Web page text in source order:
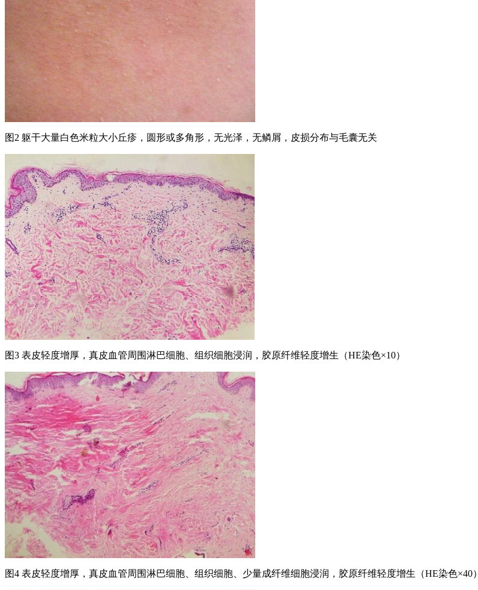
图2 躯干大量白色米粒大小丘疹，圆形或多角形，无光泽，无鳞屑，皮损分布与毛囊无关
图3 表皮轻度增厚，真皮血管周围淋巴细胞、组织细胞浸润，胶原纤维轻度增生（HE染色×10）
图4 表皮轻度增厚，真皮血管周围淋巴细胞、组织细胞、少量成纤维细胞浸润，胶原纤维轻度增生（HE染色×40）